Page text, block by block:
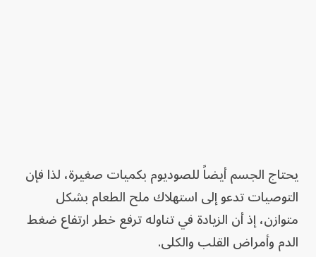
يحتاج الجسم أيضاً للصوديوم بكميات صغيرة، لذا فإن
التوصيات تدعو إلى استهلاك ملح الطعام بشكل
متوازن، إذ أن الزيادة في تناوله ترفع خطر ارتفاع ضغط
الدم وأمراض القلب والكلى.